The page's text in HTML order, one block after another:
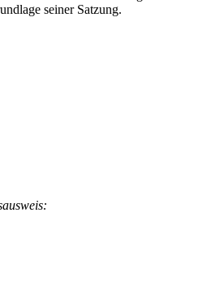
seiner Satzung.